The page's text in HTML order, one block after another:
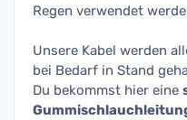
Regen verwendet
Unsere Kabel werden
bei Bedarf in Stand
Du bekommst hier eine